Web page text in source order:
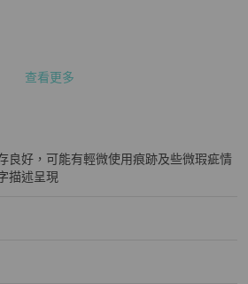
問
查看更多
良好，可能有輕微使用痕跡及些微瑕疵情
描述呈現